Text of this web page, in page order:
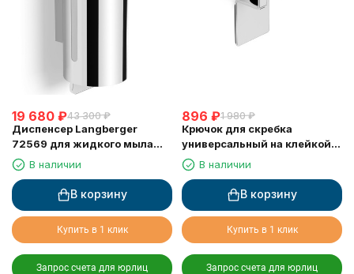
19 680 ₽43 300 ₽
Диспенсер Langberger
72569 для жидкого мыла
хромированный к стене
круглый 300 мл
В наличии
В корзину
Купить в 1 клик
Запрос счета для юрлиц
896 ₽1 980 ₽
Крючок для скребка
универсальный на клейкой
основе LANGBERGER 75183-
10-00
В наличии
В корзину
Купить в 1 клик
Запрос счета для юрлиц